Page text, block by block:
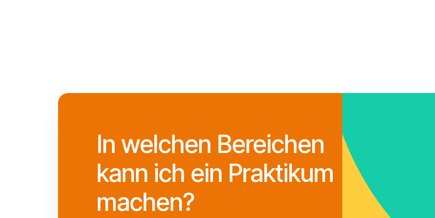
In welchen Bereichen
kann ich ein Praktikum
machen?